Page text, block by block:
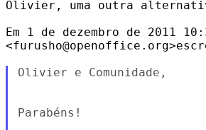
Olivier, uma outra
Em 1 de dezembro de 2011
Olivier e Comunidade,
Parabéns!